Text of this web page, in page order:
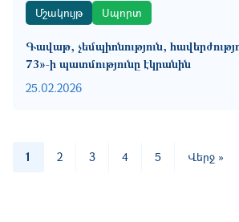
Մշակույթ Սպորտ
Գավաթ, չեմպիոնություն,
73»-ի պատմությունը էկրանին
25.02.2026
Pagination
1 2 3 4 5 Վերջ »